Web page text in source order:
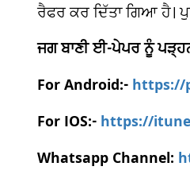
ਰੈਫਰ ਕਰ ਦਿੱਤਾ ਗਿਆ ਹੈ।
ਜਗ ਬਾਣੀ ਈ-ਪੇਪਰ ਨੂੰ
For Android:-https://
For IOS:-https://
Whatsapp Channel: